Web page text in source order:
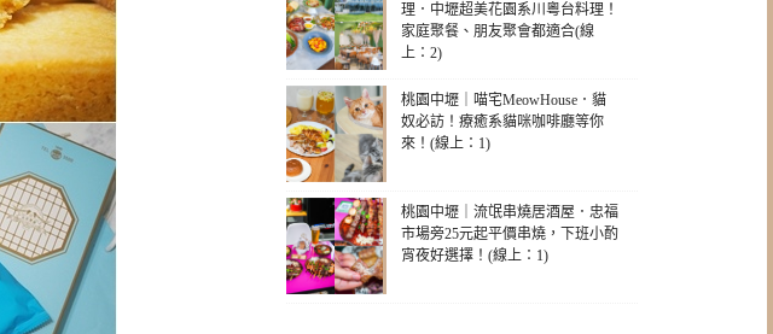
理．中壢超美花園系川粵台料理！
家庭聚餐、朋友聚會都適合(線
上：2)
桃園中壢｜喵宅MeowHouse．貓
奴必訪！療癒系貓咪咖啡廳等你
來！(線上：1)
桃園中壢｜流氓串燒居酒屋．忠福
市場旁25元起平價串燒，下班小酌
宵夜好選擇！(線上：1)